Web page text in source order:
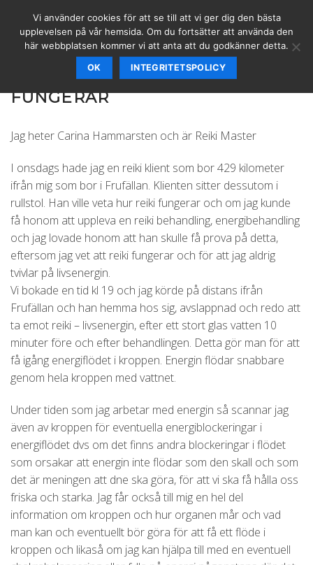
content
REIKIBEHANDLING PÅ DISTANS
FUNGERAR
Jag heter Carina Hammarsten​ och är Reiki Master
I onsdags hade jag en reiki klient som bor 429 kilometer
ifrån mig som bor i Frufällan. Klienten sitter dessutom i
rullstol. Han ville veta hur reiki fungerar och om jag kunde
få honom att uppleva en reiki behandling, energibehandling
och jag lovade honom att han skulle få prova på detta,
eftersom jag vet att reiki fungerar och för att jag aldrig
tvivlar på livsenergin.
Vi bokade en tid kl 19 och jag körde på distans ifrån
Frufällan och han hemma hos sig, avslappnad och redo att
ta emot reiki – livsenergin, efter ett stort glas vatten 10
minuter före och efter behandlingen. Detta gör man för att
få igång energiflödet i kroppen. Energin flödar snabbare
genom hela kroppen med vattnet.
Under tiden som jag arbetar med energin så scannar jag
även av kroppen för eventuella energiblockeringar i
energiflödet dvs om det finns andra blockeringar i flödet
som orsakar att energin inte flödar som den skall och som
det är meningen att dne ska göra, för att vi ska få hålla oss
friska och starka. Jag får också till mig en hel del
information om kroppen och hur organen mår och vad
man kan och eventuellt bör göra för att få ett flöde i
kroppen och likaså om jag kan hjälpa till med en eventuell
Vi använder cookies för att se till att vi ger dig den bästa
upplevelsen på vår hemsida. Om du fortsätter att använda den
här webbplatsen kommer vi att anta att du godkänner detta.
OK INTEGRITETSPOLICY